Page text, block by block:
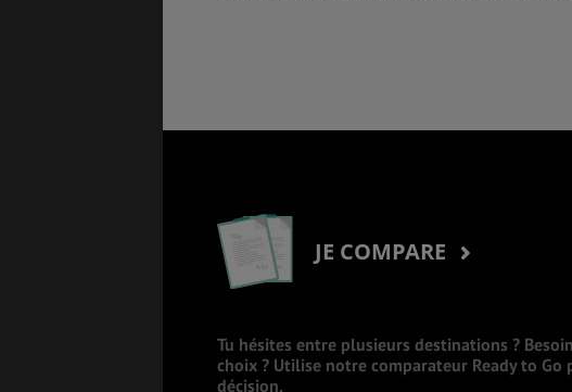
JE COMPARE
Tu hésites entre plusieurs destinations ?
choix ? Utilise notre comparateur Ready to
décision.